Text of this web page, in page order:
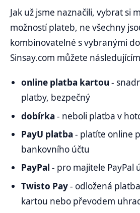
Jak už jsme naznačili, vybrat si
možností plateb, ne všechny
kombinovatelné s vybranými
Sinsay.com můžete
online platba kartou -
platby, bezpečný
dobírka- neboli platba v
PayU platba- platíte online
bankovního účtu
PayPal - pro majitele PayPal
Twisto Pay- odložená
kartou nebo převodem